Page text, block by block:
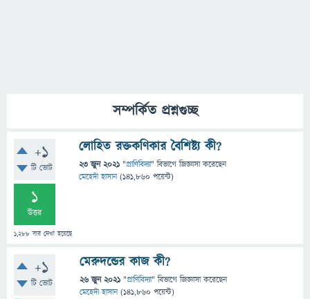
সম্পর্কিত প্রশ্নগুচ্ছ
+1
টি ভোট
1
উত্তর
1,288 বার দেখা হয়েছে
লোহিত রক্তকণিকার বৈশিষ্ট্য কী?
23 জুন 2021 "প্রাণিবিদ্যা" বিভাগে জিজ্ঞাসাকরেছেন
মেহেদী হাসান (141,860 পয়েন্ট)
+1
টি ভোট
মেরুদন্ডের কাজ কী?
26 জুন 2021 "প্রাণিবিদ্যা" বিভাগে জিজ্ঞাসাকরেছেন
মেহেদী হাসান (141,860 পয়েন্ট)